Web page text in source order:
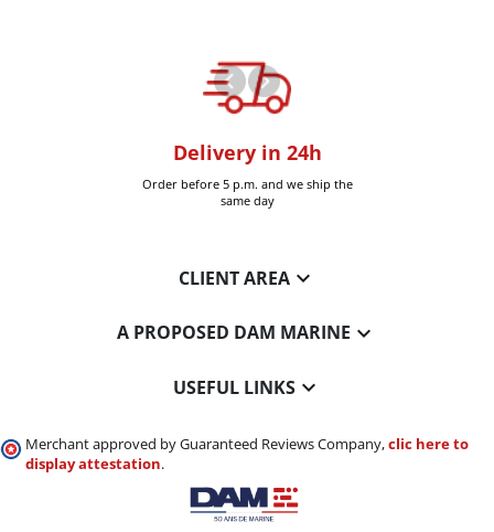
Delivery in 24h
Order before 5 p.m. and we ship the
same day
CLIENT AREA
A PROPOSED DAM MARINE 
USEFUL LINKS
Merchant approved by Guaranteed Reviews Company,clic here to
display attestation.